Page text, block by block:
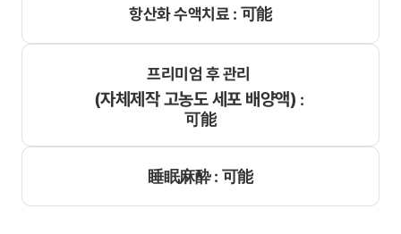
항산화 수액치료 : 可能
프리미엄 후 관리
(자체제작 고농도 세포 배양액) :
可能
睡眠麻酔 : 可能